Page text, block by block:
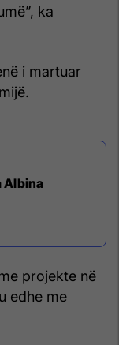
ka
i martuar
Albina
projekte në
edhe me